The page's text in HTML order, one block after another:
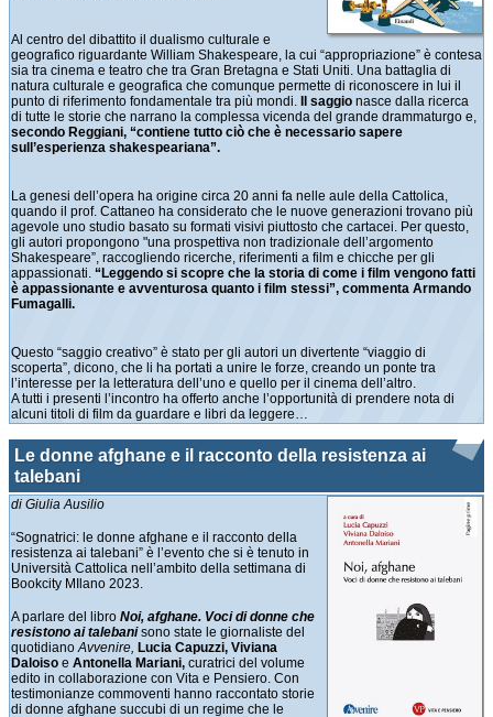
Al centro del dibattito il dualismo culturale e
geografico riguardante William Shakespeare, la cui “appropriazione” è contesa
sia tra cinema e teatro che tra Gran Bretagna e Stati Uniti. Una battaglia di
natura culturale e geografica che comunque permette di riconoscere in lui il
punto di riferimento fondamentale tra più mondi. Il saggio nasce dalla ricerca
di tutte le storie che narrano la complessa vicenda del grande drammaturgo e,
secondo Reggiani, “contiene tutto ciò che è necessario sapere
sull’esperienza shakespeariana”.
La genesi dell’opera ha origine circa 20 anni fa nelle aule della Cattolica,
quando il prof. Cattaneo ha considerato che le nuove generazioni trovano più
agevole uno studio basato su formati visivi piuttosto che cartacei. Per questo,
gli autori propongono "una prospettiva non tradizionale dell’argomento
Shakespeare”, raccogliendo ricerche, riferimenti a film e chicche per gli
appassionati. “Leggendo si scopre che la storia di come i film vengono fatti
è appassionante e avventurosa quanto i film stessi”, commenta Armando
Fumagalli.
Questo “saggio creativo” è stato per gli autori un divertente “viaggio di
scoperta”, dicono, che li ha portati a unire le forze, creando un ponte tra
l’interesse per la letteratura dell’uno e quello per il cinema dell’altro.
A tutti i presenti l’incontro ha offerto anche l’opportunità di prendere nota di
alcuni titoli di film da guardare e libri da leggere…
Le donne afghane e il racconto della resistenza ai
talebani
di Giulia Ausilio
“Sognatrici: le donne afghane e il racconto della
resistenza ai talebani” è l’evento che si è tenuto in
Università Cattolica nell’ambito della settimana di
Bookcity MIlano 2023.
A parlare del libro Noi, afghane. Voci di donne che
resistono ai talebanisono state le giornaliste del
quotidiano Avvenire, Lucia Capuzzi, Viviana
Daloiso e Antonella Mariani, curatrici del volume
edito in collaborazione con Vita e Pensiero. Con
testimonianze commoventi hanno raccontato storie
di donne afghane succubi di un regime che le